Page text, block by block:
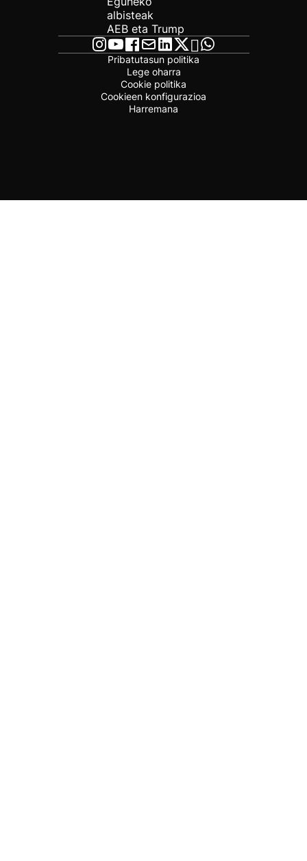
albisteak
AEB eta Trump
Pribatutasun politika
Lege oharra
Cookie politika
Cookieen konfigurazioa
Harremana